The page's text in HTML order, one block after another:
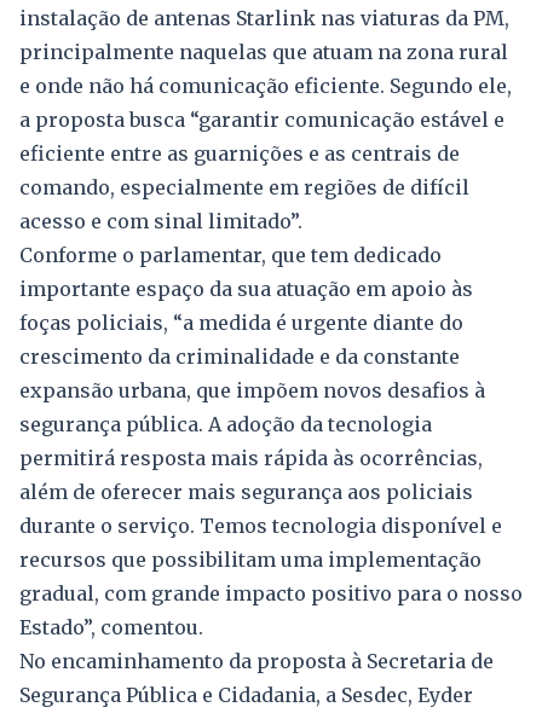
instalação de antenas Starlink nas viaturas da PM,
principalmente naquelas que atuam na zona rural
e onde não há comunicação eficiente. Segundo ele,
a proposta busca “garantir comunicação estável e
eficiente entre as guarnições e as centrais de
comando, especialmente em regiões de difícil
acesso e com sinal limitado”.
Conforme o parlamentar, que tem dedicado
importante espaço da sua atuação em apoio às
foças policiais, “a medida é urgente diante do
crescimento da criminalidade e da constante
expansão urbana, que impõem novos desafios à
segurança pública. A adoção da tecnologia
permitirá resposta mais rápida às ocorrências,
além de oferecer mais segurança aos policiais
durante o serviço. Temos tecnologia disponível e
recursos que possibilitam uma implementação
gradual, com grande impacto positivo para o nosso
Estado”, comentou.
No encaminhamento da proposta à Secretaria de
Segurança Pública e Cidadania, a Sesdec, Eyder